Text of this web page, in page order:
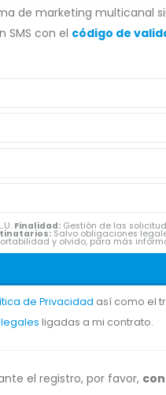
de marketing multicanal
SMS con el código de
Finalidad: Gestión de las
Salvo obligaciones
y olvido, para más
de Privacidad así como el
ligadas a mi contrato.
el registro, por favor,